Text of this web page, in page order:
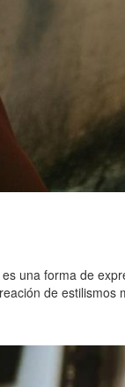
una forma de
de estilismos